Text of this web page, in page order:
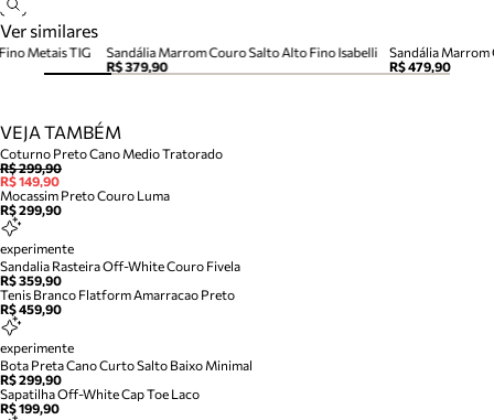
Ver similares
Sandália Marrom Couro Salto Alto Fino Isabelli
R$ 379,90
Sandália Marrom
R$ 479,90
Metais TIG
VEJA TAMBÉM
Coturno Preto Cano Medio Tratorado
R$ 299,90
R$ 149,90
Mocassim Preto Couro Luma
R$ 299,90
experimente
Sandalia Rasteira Off-White Couro Fivela
R$ 359,90
Tenis Branco Flatform Amarracao Preto
R$ 459,90
experimente
Bota Preta Cano Curto Salto Baixo Minimal
R$ 299,90
Sapatilha Off-White Cap Toe Laco
R$ 199,90